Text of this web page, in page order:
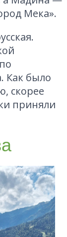
Мека».
Как было
скорее
приняли